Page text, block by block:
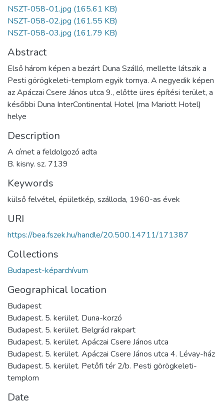
NSZT-058-01.jpg (165.61 KB)
NSZT-058-02.jpg (161.55 KB)
NSZT-058-03.jpg (161.79 KB)
Abstract
Első három képen a bezárt Duna Szálló, mellette látszik a
Pesti görögkeleti-templom egyik tornya. A negyedik képen
az Apáczai Csere János utca 9., előtte üres építési terület, a
későbbi Duna InterContinental Hotel (ma Mariott Hotel)
helye
Description
A címet a feldolgozó adta
B. kisny. sz. 7139
Keywords
külső felvétel, épületkép, szálloda, 1960-as évek
URI
https://bea.fszek.hu/handle/20.500.14711/171387
Collections
Budapest-képarchívum
Geographical location
Budapest
Budapest. 5. kerület. Duna-korzó
Budapest. 5. kerület. Belgrád rakpart
Budapest. 5. kerület. Apáczai Csere János utca
Budapest. 5. kerület. Apáczai Csere János utca 4. Lévay-ház
Budapest. 5. kerület. Petőfi tér 2/b. Pesti görögkeleti-
templom
Date